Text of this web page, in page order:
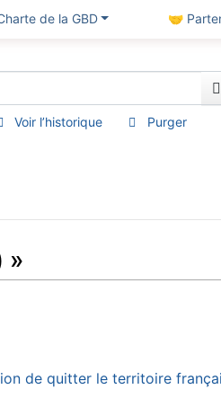
de la GBD 🤝
Voir l’historique Purger
»
de quitter le territoire